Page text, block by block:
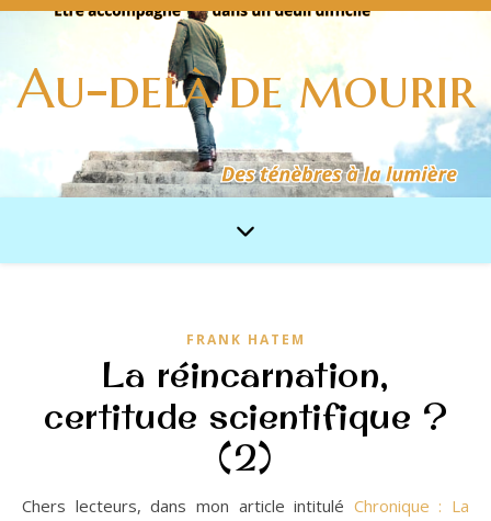
Au-delà de mourir
FRANK HATEM
La réincarnation,
certitude scientifique ?
(2)
Chers lecteurs, dans mon article intitulé Chronique : La